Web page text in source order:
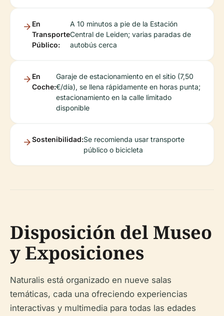
En
Transporte
Público:
A 10 minutos a pie de la Estación
Central de Leiden; varias paradas de
autobús cerca
En
Coche:
Garaje de estacionamiento en el sitio (7,50
€/día), se llena rápidamente en horas punta;
estacionamiento en la calle limitado
disponible
Sostenibilidad:Se recomienda usar transporte
público o bicicleta
Disposición del Museo
y Exposiciones
Naturalis está organizado en nueve salas
temáticas, cada una ofreciendo experiencias
interactivas y multimedia para todas las edades